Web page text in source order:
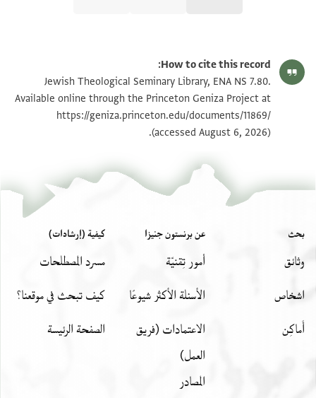
ENA NS 7.80 2 تكبير و تدوير
بيان أذونات الصورة
How to cite this record:
Jewish Theological Seminary Library, ENA NS 7.80.
Available online through the Princeton Geniza Project at
https://geniza.princeton.edu/documents/11869/
(accessed August 6, 2026).
بحث
وثائق
اشخاص
أَماكِن
عن برنستون جنيزا
أمور تِقنيّة
الأسئلة الأكثر شيوعًا
الاعتمادات (فريق
العمل)
المصادر
كيفية (إرشادات)
مسرد المصطلحات
كيف تبحث في موقعنا؟
الصفحة الرئيسة